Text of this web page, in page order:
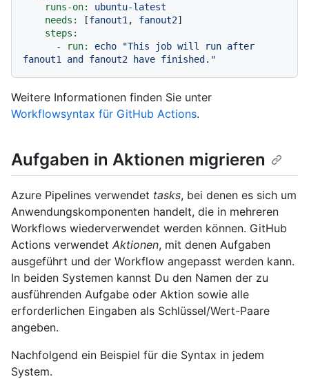
runs-on:
ubuntu-latest
needs:
[fanout1 , fanout2]
steps:
-
run: echo
"This job will run after
fanout1 and fanout2 have finished."
Weitere Informationen finden Sie unter
Workflowsyntax für GitHub Actions.
Aufgaben in Aktionen migrieren
Azure Pipelines verwendet tasks, bei denen es sich um
Anwendungskomponenten handelt, die in mehreren
Workflows wiederverwendet werden können. GitHub
Actions verwendet Aktionen, mit denen Aufgaben
ausgeführt und der Workflow angepasst werden kann.
In beiden Systemen kannst Du den Namen der zu
ausführenden Aufgabe oder Aktion sowie alle
erforderlichen Eingaben als Schlüssel/Wert-Paare
angeben.
Nachfolgend ein Beispiel für die Syntax in jedem
System.